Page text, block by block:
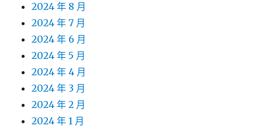
2024 年 8 月
2024 年 7 月
2024 年 6 月
2024 年 5 月
2024 年 4 月
2024 年 3 月
2024 年 2 月
2024 年 1 月